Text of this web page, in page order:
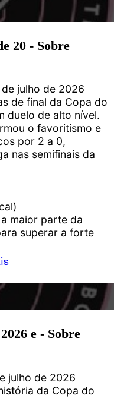
20 - Sobre
julho de 2026
de final da Copa do
duelo de alto nível.
o favoritismo e
por 2 a 0,
nas semifinais da
maior parte da
superar a forte
e - Sobre
julho de 2026
da Copa do